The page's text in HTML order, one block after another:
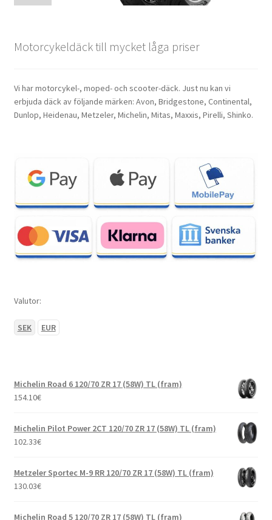
Motorcykeldäck till mycket låga priser
Vi har motorcykel-, moped- och scooter-däck. Just nu kan vi
erbjuda däck av följande märken: Avon, Bridgestone, Continental,
Dunlop, Heidenau, Metzeler, Michelin, Mitas, Maxxis, Pirelli, Shinko.
Valutor:
SEK EUR
Michelin Road 6 120/70 ZR 17 (58W) TL (fram)
154.10€
Michelin Pilot Power 2CT 120/70 ZR 17 (58W) TL (fram)
102.33€
Metzeler Sportec M-9 RR 120/70 ZR 17 (58W) TL (fram)
130.03€
Michelin Road 5 120/70 ZR 17 (58W) TL (fram)